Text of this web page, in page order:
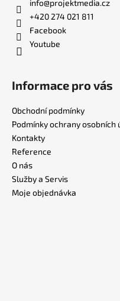
info@projektmedia.cz
+420 274 021 811
Facebook
Youtube
Informace pro vás
Obchodní podmínky
Podmínky ochrany osobních
Kontakty
Reference
O nás
Služby a Servis
Moje objednávka